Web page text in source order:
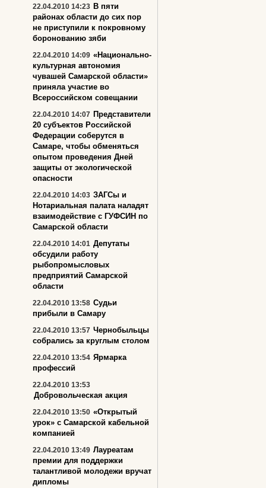
22.04.2010 14:23 В пяти
районах области до сих пор
не приступили к покровному
боронованию зяби
22.04.2010 14:09 «Национально-
культурная автономия
чувашей Самарской области»
приняла участие во
Всероссийском совещании
22.04.2010 14:07 Представители
20 субъектов Российской
Федерации соберутся в
Самаре, чтобы обменяться
опытом проведения Дней
защиты от экологической
опасности
22.04.2010 14:03 ЗАГСы и
Нотариальная палата наладят
взаимодействие с ГУФСИН по
Самарской области
22.04.2010 14:01 Депутаты
обсудили работу
рыбопромысловых
предприятий Самарской
области
22.04.2010 13:58 Судьи
прибыли в Самару
22.04.2010 13:57 Чернобыльцы
собрались за круглым столом
22.04.2010 13:54 Ярмарка
профессий
22.04.2010 13:53
Добровольческая акция
22.04.2010 13:50 «Открытый
урок» с Самарской кабельной
компанией
22.04.2010 13:49 Лауреатам
премии для поддержки
талантливой молодежи вручат
дипломы